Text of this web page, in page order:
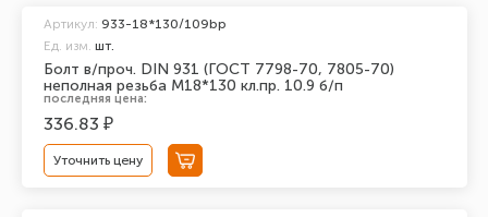
Болт в/проч. DIN 931 (ГОСТ 7798-70, 7805-70)
неполная резьба М18*130 кл.пр. 10.9 б/п
Артикул: 933-18*130/109bp
Ед. изм. шт.
последняя цена:
336.83 ₽
Уточнить цену